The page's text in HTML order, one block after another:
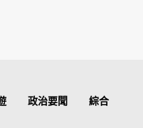
政治要聞 綜合